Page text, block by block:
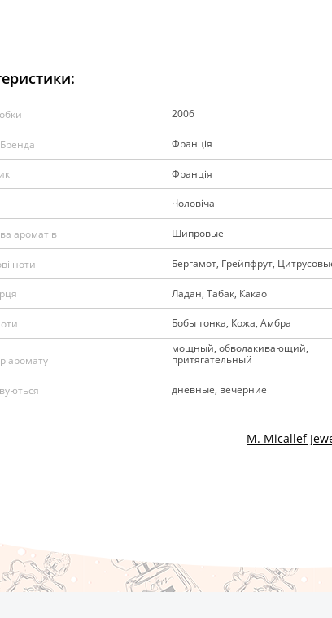
2006
Франція
Франція
Чоловіча
ароматів Шипровые
ноти Бергамот, Грейпфрут,
Ладан, Табак, Какао
Бобы тонка, Кожа, Амбра
аромату
мощный, обволакивающий,
притягательный
дневные, вечерние
M. Micallef